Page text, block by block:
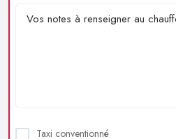
Taxi conventionné